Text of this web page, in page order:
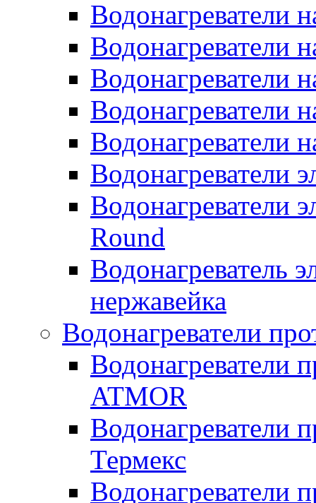
Водонагреватели
Водонагреватели
Водонагреватели
Водонагреватели
Водонагреватели
Водонагреватели
Водонагреватели
Round
Водонагреватель
нержавейка
Водонагреватели
Водонагреватели
ATMOR
Водонагреватели
Термекс
Водонагреватели